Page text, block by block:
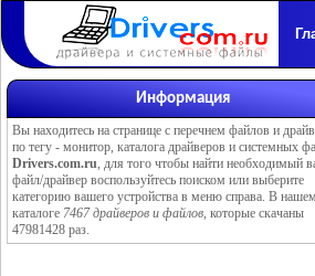
Информация
Вы находитесь на странице с перечнем файлов и
по тегу - монитор, каталога драйверов и системных
Drivers.com.ru, для того чтобы найти необходимый
файл/драйвер воспользуйтесь поиском или выберите
категорию вашего устройства в меню справа. В нашем
каталоге 7467 драйверов и файлов, которые скачаны
47981428 раз.